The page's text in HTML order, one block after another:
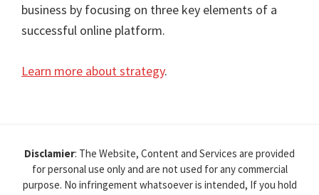
business by focusing on three key elements of a
successful online platform.
Learn more about strategy.
Disclamier: The Website, Content and Services are provided
for personal use only and are not used for any commercial
purpose. No infringement whatsoever is intended, If you hold